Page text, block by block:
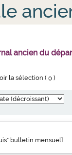
ancien du
la sélection (0 )
bulletin mensuel]